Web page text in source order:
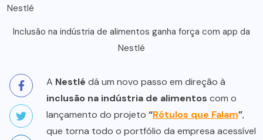
Inclusão na indústria de alimentos ganha força com app da
Nestlé
A Nestlé dá um novo passo em direção à
inclusão na indústria de alimentos com o
lançamento do projeto “Rótulos que Falam”,
que torna todo o portfólio da empresa acessível